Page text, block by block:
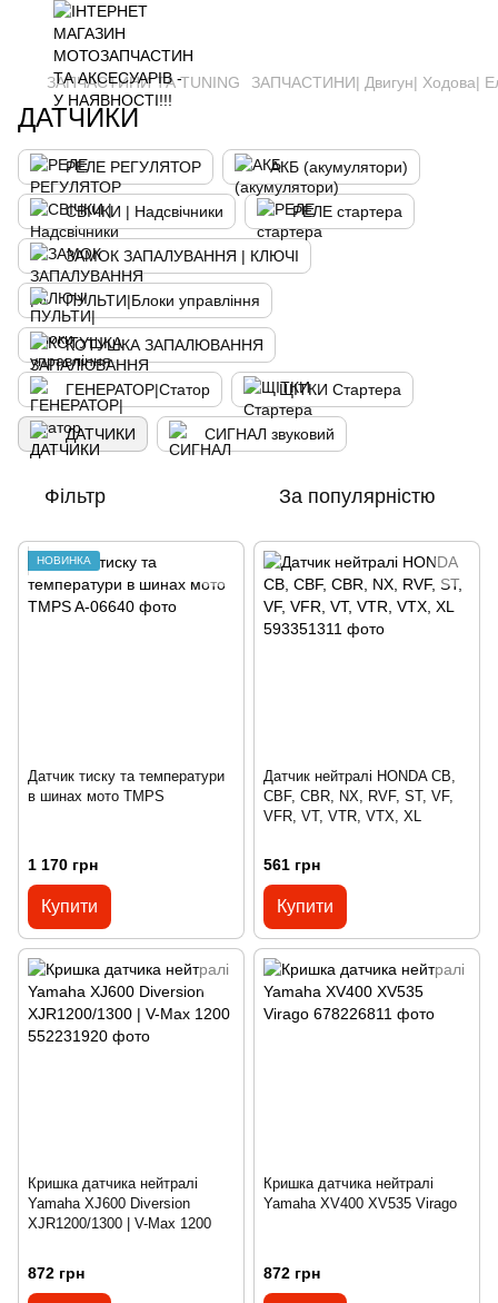
ЗАПЧАСТИНИ ТА ТUNING ЗАПЧАСТИНИ| Двигун| Ходова|
ДАТЧИКИ
РЕЛЕ РЕГУЛЯТОР АКБ (акумулятори)
СВІЧКИ | Надсвічники РЕЛЕ стартера
ЗАМОК ЗАПАЛУВАННЯ | КЛЮЧІ
ПУЛЬТИ|Блоки управління
КОТУШКА ЗАПАЛЮВАННЯ
ГЕНЕРАТОР|Статор ЩІТКИ Стартера
ДАТЧИКИ СИГНАЛ звуковий
Фільтр За популярністю
НОВИНКА
Датчик тиску та температури
в шинах мото TMPS
1 170 грн
Купити
Датчик нейтралі HONDA CB,
CBF, CBR, NX, RVF, ST, VF,
VFR, VT, VTR, VTX, XL
561 грн
Купити
Кришка датчика нейтралі
Yamaha XJ600 Diversion
XJR1200/1300 | V-Max 1200
872 грн
Кришка датчика нейтралі
Yamaha XV400 XV535 Virago
872 грн